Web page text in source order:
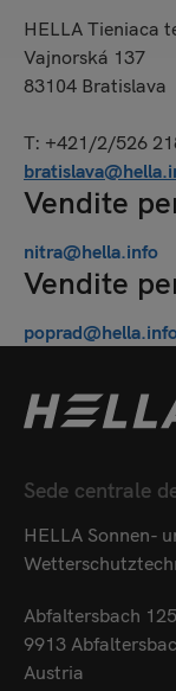
HELLA Tieniaca
Vajnorská 137
83104 Bratislava
T: +421/2/526
Vendite
nitra@hella.info
Vendite
Sede centrale
HELLA Sonnen-
Abfaltersbach 125
9913
Austria